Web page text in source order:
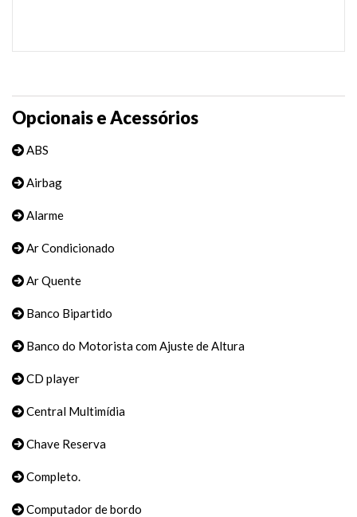
Opcionais e Acessórios
ABS
Airbag
Alarme
Ar Condicionado
Ar Quente
Banco Bipartido
Banco do Motorista com Ajuste de Altura
CD player
Central Multimídia
Chave Reserva
Completo.
Computador de bordo